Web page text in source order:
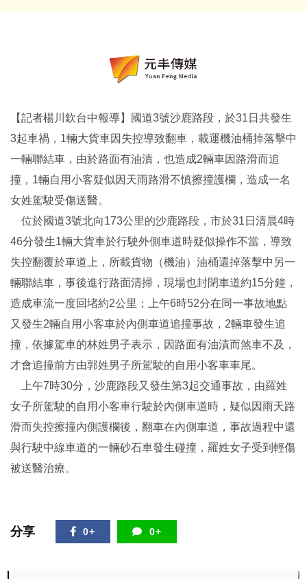
【記者楊川欽台中報導】國道3號沙鹿路段，於31日共發生
3起車禍，1輛大貨車因失控導致翻車，載運機油桶掉落擊中
一輛聯結車，由於路面有油漬，也造成2輛車因路滑而追
撞，1輛自用小客疑似因天雨路滑不慎擦撞護欄，造成一名
女姓駕駛受傷送醫。
位於國道3號北向173公里的沙鹿路段，市於31日清晨4時
46分發生1輛大貨車於行駛外側車道時疑似操作不當，導致
失控翻覆於車道上，所載貨物（機油）油桶還掉落擊中另一
輛聯結車，事後進行路面清掃，現場也封閉車道約15分鐘，
造成車流一度回堵約2公里；上午6時52分在同一事故地點
又發生2輛自用小客車於內側車道追撞事故，2輛車發生追
撞，依據駕車的林姓男子表示，因路面有油漬而煞車不及，
才會追撞前方由郭姓男子所駕駛的自用小客車車尾。
上午7時30分，沙鹿路段又發生第3起交通事故，由羅姓
女子所駕駛的自用小客車行駛於內側車道時，疑似因雨天路
滑而失控擦撞內側護欄後，翻車在內側車道，事故過程中還
與行駛中線車道的一輛砂石車發生碰撞，羅姓女子受到輕傷
被送醫治療。
分享 0+ 0+